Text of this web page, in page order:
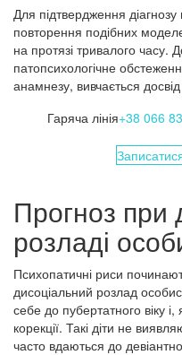
Для підтвердження діагнозу
повторення подібних
на протязі тривалого часу.
патопсихологічне
анамнезу, вивчається
Гаряча лінія+38 066
Прогноз при
розладі
Психопатичні риси
дисоціальний розлад
себе до пубертатного віку
корекції. Такі діти не
часто вдаються до